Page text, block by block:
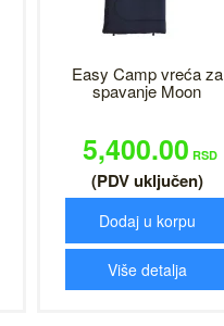
Easy Camp vreća za
spavanje Moon
5,400.00 RSD
(PDV uključen)
Dodaj u korpu
Više detalja